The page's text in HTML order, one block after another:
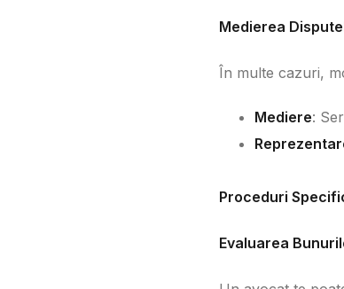
Medierea
În multe cazuri,
Mediere:
Proceduri
Evaluarea